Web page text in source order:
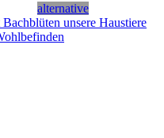
alternative
unsere Haustiere